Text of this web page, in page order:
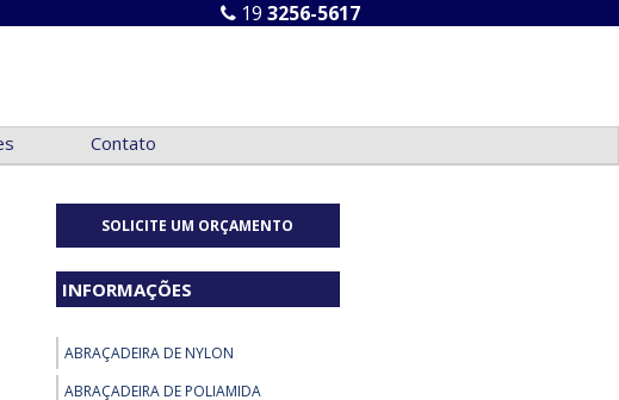
19 3256-5617
Contato
SOLICITE UM ORÇAMENTO
INFORMAÇÕES
ABRAÇADEIRA DE NYLON
ABRAÇADEIRA DE POLIAMIDA